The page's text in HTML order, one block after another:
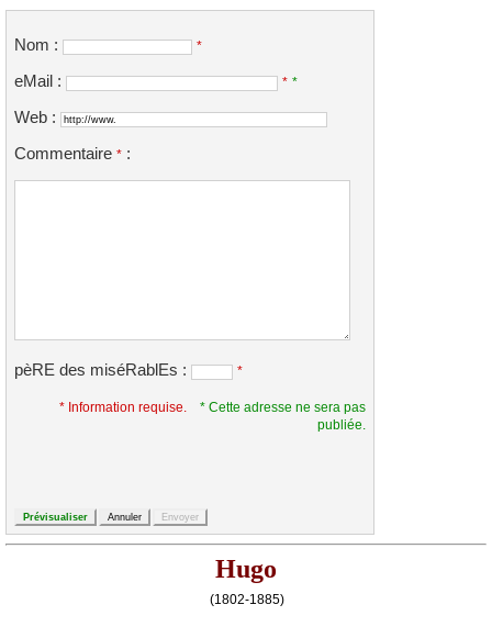
Nom : *
eMail : * *
Web :
Commentaire * :
pèRE des miséRablEs : *
* Information requise.
* Cette adresse ne sera pas
publiée.
Hugo
(1802-1885)